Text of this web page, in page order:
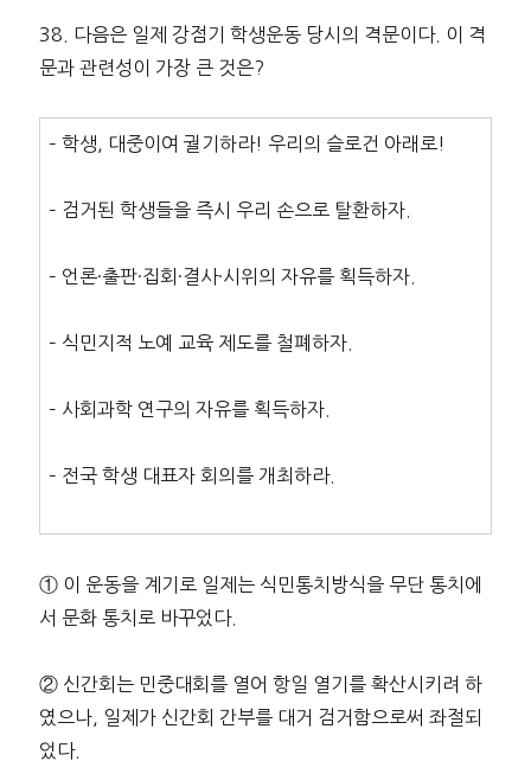
38. 다음은 일제 강점기 학생운동 당시의 격문이다. 이 격
문과 관련성이 가장 큰 것은?
– 학생, 대중이여 궐기하라! 우리의 슬로건 아래로!
– 검거된 학생들을 즉시 우리 손으로 탈환하자.
– 언론·출판·집회·결사·시위의 자유를 획득하자.
– 식민지적 노예 교육 제도를 철폐하자.
– 사회과학 연구의 자유를 획득하자.
– 전국 학생 대표자 회의를 개최하라.
① 이 운동을 계기로 일제는 식민통치방식을 무단 통치에
서 문화 통치로 바꾸었다.
② 신간회는 민중대회를 열어 항일 열기를 확산시키려 하
였으나, 일제가 신간회 간부를 대거 검거함으로써 좌절되
었다.